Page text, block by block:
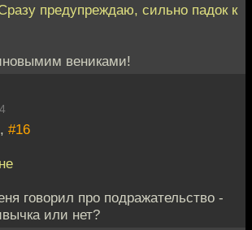
предупреждаю, сильно падок к
вениками!
#16
говорил про подражательство -
или нет?